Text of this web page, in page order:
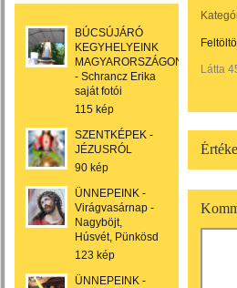
BÚCSÚJÁRÓ
KEGYHELYEINK
MAGYARORSZÁGON
- Schrancz Erika
saját fotói
115 kép
SZENTKÉPEK -
JÉZUSRÓL
90 kép
ÜNNEPEINK -
Virágvasárnap -
Nagyböjt,
Húsvét, Pünkösd
123 kép
ÜNNEPEINK -
Látta